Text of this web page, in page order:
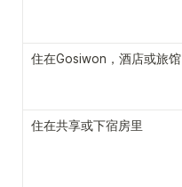
住在Gosiwon，酒店或旅馆
住在共享或下宿房里